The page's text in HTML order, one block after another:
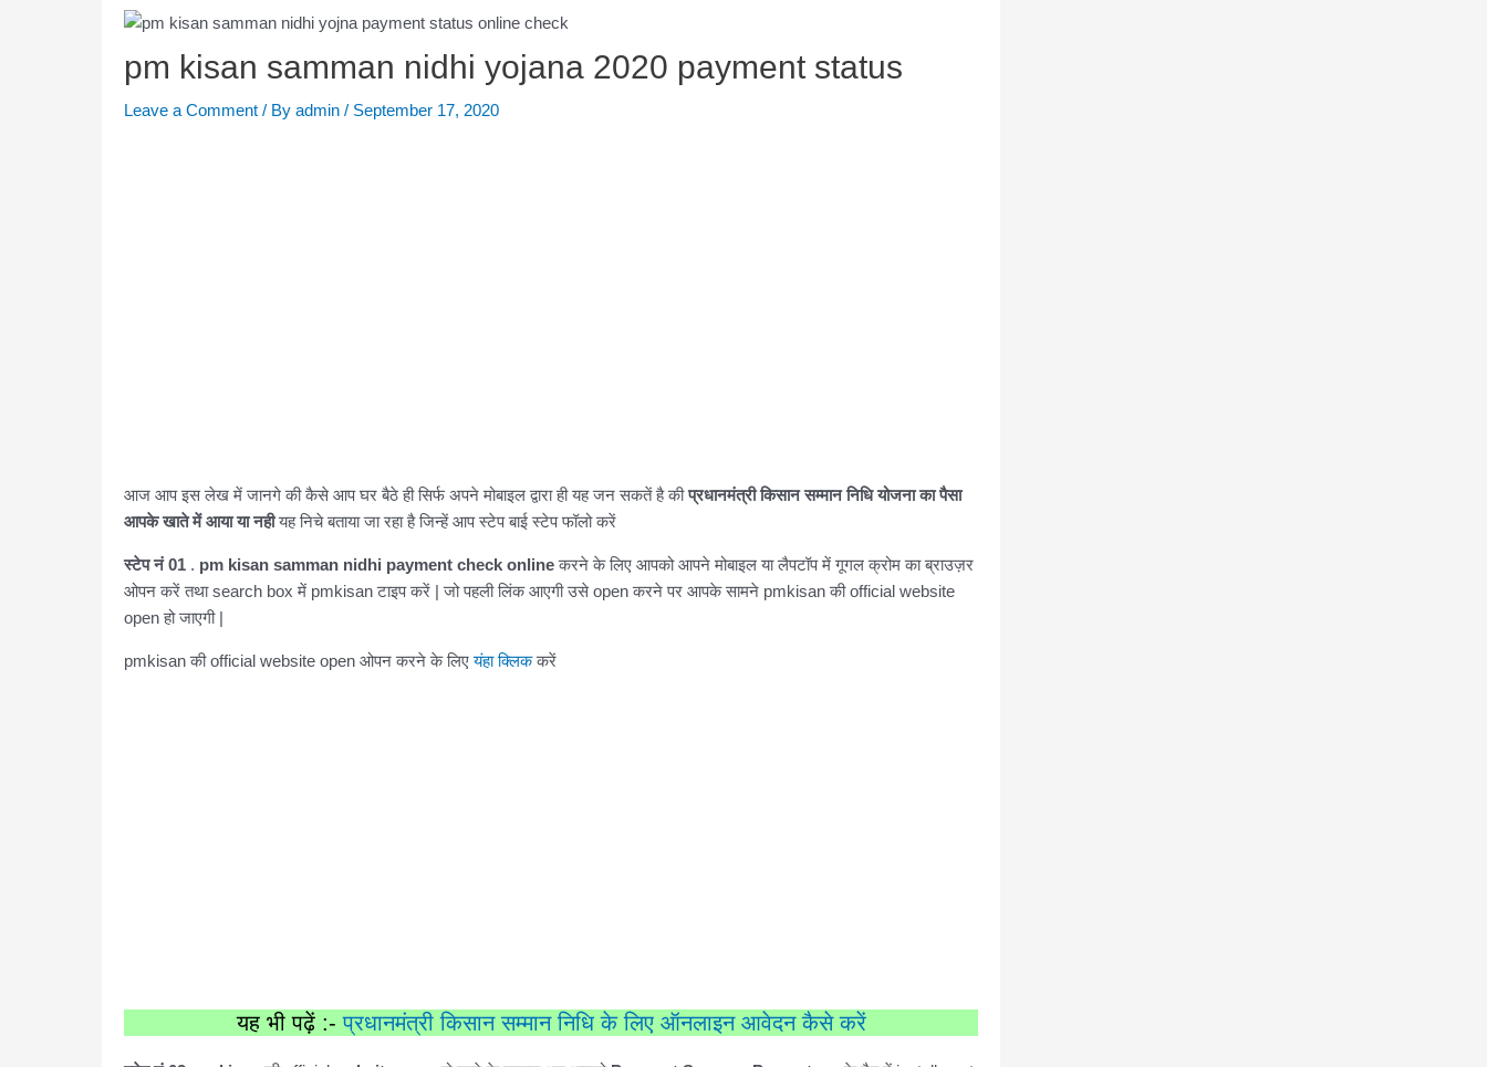
pm kisan samman nidhi yojana 2020 payment status
Leave a Comment / By admin / September 17, 2020
आज आप इस लेख में जानगे की कैसे आप घर बैठे ही सिर्फ अपने मोबाइल द्वारा ही यह जन सकतें है कीप्रधानमंत्री किसान सम्मान निधि योजना का पैसा
आपके खाते में आया या नहीयह निचे बताया जा रहा है जिन्हें आप स्टेप बाई स्टेप फॉलो करें
स्टेप नं 01 . pm kisan samman nidhi payment check onlineकरने के लिए आपको आपने मोबाइल या लैपटॉप में गूगल क्रोम का ब्राउज़र
ओपन करें तथा search box में pmkisan टाइप करें | जो पहली लिंक आएगी उसे open करने पर आपके सामने pmkisan की official website
open हो जाएगी |
pmkisan की official website open ओपन करने के लिएयंहा क्लिककरें
यह भी पढ़ें :-प्रधानमंत्री किसान सम्मान निधि के लिए ऑनलाइन आवेदन कैसे करें